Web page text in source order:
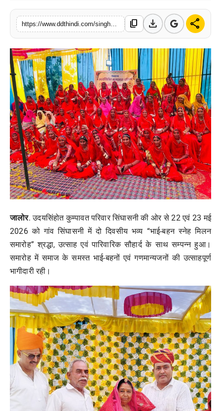
राजनीति
मनोरंजन
खेल
व्यापार
सामाजिक गतिविधि
अपराध
विशेष
content_copy download share
जालोर. उदयसिंहोत कुम्पावत परिवार सिंघासनी की ओर से 22 एवं 23 मई
2026 को गांव सिंघासनी में दो दिवसीय भव्य “भाई-बहन स्नेह मिलन
समारोह” श्रद्धा, उत्साह एवं पारिवारिक सौहार्द के साथ सम्पन्न हुआ।
समारोह में समाज के समस्त भाई-बहनों एवं गणमान्यजनों की उत्साहपूर्ण
भागीदारी रही।